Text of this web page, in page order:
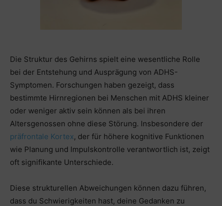
Die Struktur des Gehirns spielt eine wesentliche Rolle
bei der Entstehung und Ausprägung von ADHS-
Symptomen. Forschungen haben gezeigt, dass
bestimmte Hirnregionen bei Menschen mit ADHS kleiner
oder weniger aktiv sein können als bei ihren
Altersgenossen ohne diese Störung. Insbesondere der
präfrontale Kortex, der für höhere kognitive Funktionen
wie Planung und Impulskontrolle verantwortlich ist, zeigt
oft signifikante Unterschiede.
Diese strukturellen Abweichungen können dazu führen,
dass du Schwierigkeiten hast, deine Gedanken zu